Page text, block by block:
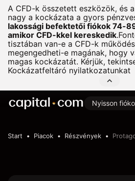
A CFD-k összetett eszközök, és
nagy a kockázata a gyors
lakossági befektetői fiókok 74-
amikor CFD-kkel kereskedik.
tisztában van-e a CFD-k
megengedheti-e magának, hogy
magas kockázatát. Kérjük,
Kockázatfeltáró nyilatkozatunkat
Nyisson
Start Piacok Részvények